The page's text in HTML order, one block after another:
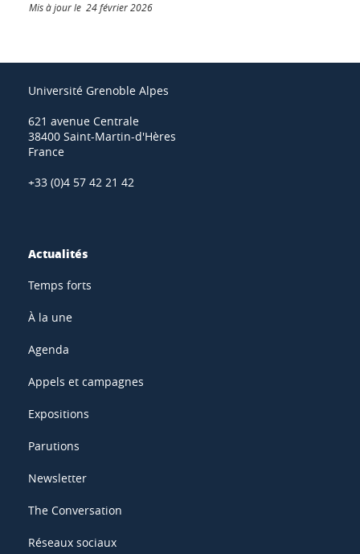
Mis à jour le 24 février 2026
Université Grenoble Alpes
621 avenue Centrale
38400 Saint-Martin-d'Hères
France
+33 (0)4 57 42 21 42
Actualités
Temps forts
À la une
Agenda
Appels et campagnes
Expositions
Parutions
Newsletter
The Conversation
Réseaux sociaux